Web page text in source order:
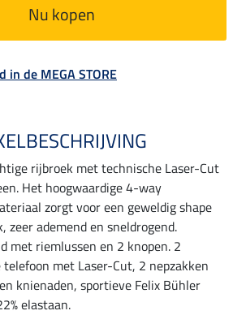
Nu kopen
in de MEGA STORE
rijbroek met technische Laser-Cut
Het hoogwaardige 4-way
zorgt voor een geweldig shape
zeer ademend en sneldrogend.
met riemlussen en 2 knopen. 2
met Laser-Cut, 2 nepzakken
knienaden, sportieve Felix Bühler
elastaan.